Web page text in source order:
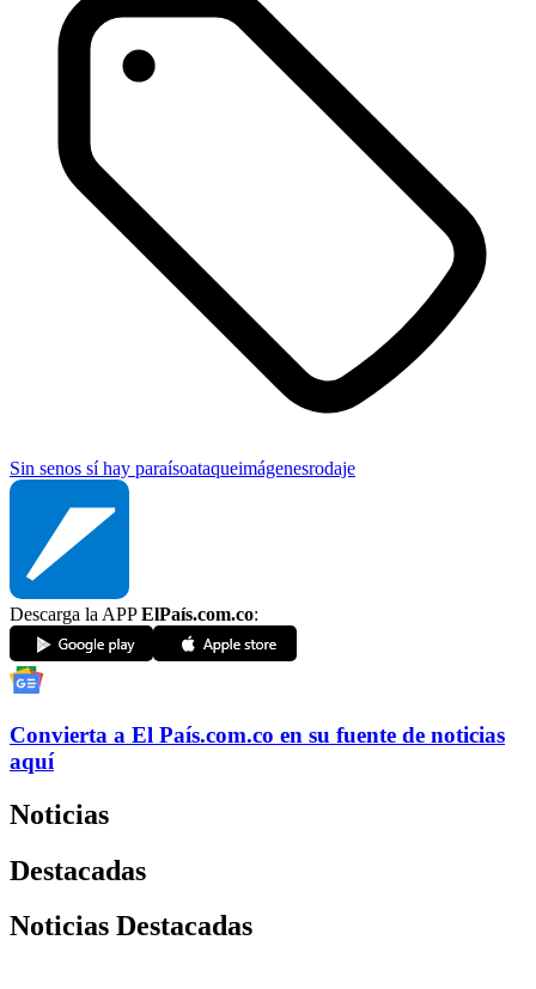
Sin senos sí hay paraísoataqueimágenesrodaje
Descarga la APPElPaís.com.co:
Convierta a El País.com.co en su fuente de noticias
aquí
Noticias
Destacadas
Noticias Destacadas